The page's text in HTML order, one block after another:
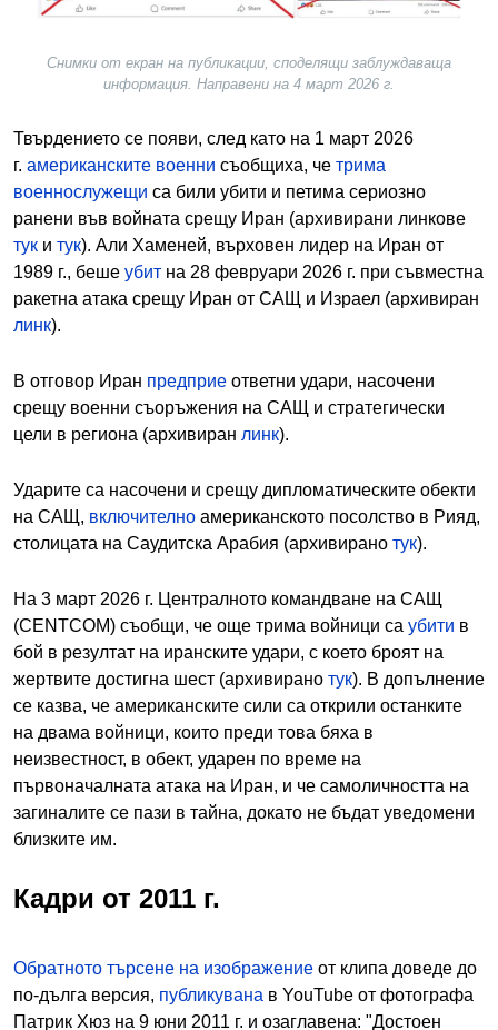
Снимки от екран на публикации, споделящи заблуждаваща
информация. Направени на 4 март 2026 г.
Твърдението се появи, след като на 1 март 2026
г. американските военни съобщиха, че трима
военнослужещи са били убити и петима сериозно
ранени във войната срещу Иран (архивирани линкове
тук и тук). Али Хаменей, върховен лидер на Иран от
1989 г., беше убит на 28 февруари 2026 г. при съвместна
ракетна атака срещу Иран от САЩ и Израел (архивиран
линк).
В отговор Иран предприе ответни удари, насочени
срещу военни съоръжения на САЩ и стратегически
цели в региона (архивиран линк).
Ударите са насочени и срещу дипломатическите обекти
на САЩ, включително американското посолство в Рияд,
столицата на Саудитска Арабия (архивирано тук).
На 3 март 2026 г. Централното командване на САЩ
(CENTCOM) съобщи, че още трима войници са убити в
бой в резултат на иранските удари, с което броят на
жертвите достигна шест (архивирано тук). В допълнение
се казва, че американските сили са открили останките
на двама войници, които преди това бяха в
неизвестност, в обект, ударен по време на
първоначалната атака на Иран, и че самоличността на
загиналите се пази в тайна, докато не бъдат уведомени
близките им.
Кадри от 2011 г.
Обратното търсене на изображение от клипа доведе до
по-дълга версия, публикувана в YouTube от фотографа
Патрик Хюз на 9 юни 2011 г. и озаглавена: "Достоен